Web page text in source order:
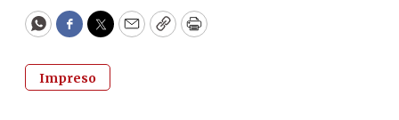
WhatsApp
Facebook
Twitter
EmailCopyPrint
Impreso